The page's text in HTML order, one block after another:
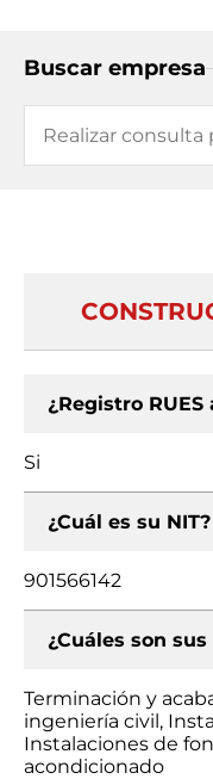
Buscar empresa
¿Registro RUES
Si
¿Cuál es su NIT?
901566142
¿Cuáles son
Terminación y
ingeniería civil,
Instalaciones de
acondicionado